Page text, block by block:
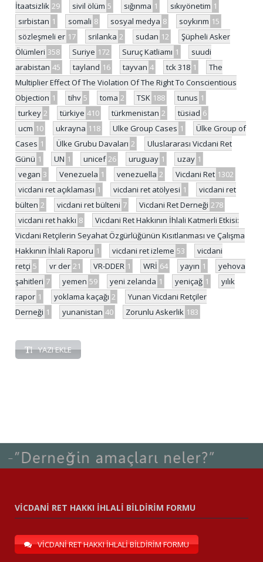
İtaatsizlik 29 sivil ölüm 5 sığınma 1 sıkıyönetim 1
sırbistan 1 somali 8 sosyal medya 8 soykırım 15
sözleşmeli er 17 srilanka 2 sudan 12
Şüpheli Asker
Ölümleri 358 Suriye 172 Suruç Katliamı 1
suudi
arabistan 45 tayland 16 tayvan 4 tck 318 1
The
Multiplier Effect Of The Violation Of The Right To Conscientious
Objection 1 tihv 5 toma 2 TSK 188 tunus 1
turkey 2 türkiye 410 türkmenistan 2 tüsiad 6
ucm 10 ukrayna 118 Ulke Group Cases 1
Ülke Group of
Cases 1 Ülke Grubu Davaları 2
Uluslararası Vicdani Ret
Günü 1 UN 1 unicef 26 uruguay 1 uzay 1
vegan 3 Venezuela 1 venezuella 2 Vicdani Ret 1302
vicdani ret açıklaması 1 vicdani ret atölyesi 1
vicdani ret
bülten 2 vicdani ret bülteni 7 Vicdani Ret Derneği 278
vicdani ret hakkı 8
Vicdani Ret Hakkının İhlali Katmerli Etkisi:
Vicdani Retçilerin Seyahat Özgürlüğünün Kısıtlanması ve Çalışma
Hakkının İhlali Raporu 1 vicdani ret izleme 53
vicdani
retçi 5 vr der 21 VR-DDER 1 WRİ 64 yayın 1
yehova
şahitleri 7 yemen 59 yeni zelanda 1 yeniçağ 1
yılık
rapor 1 yoklama kaçağı 2
Yunan Vicdani Retçiler
Derneği 1 yunanistan 40 Zorunlu Askerlik 183
YAZI EKLE
VİCDANİ RET HAKKI İHLALİ BİLDİRİM FORMU
VİCDANİ RET HAKKI İHLALİ BİLDİRİM FORMU